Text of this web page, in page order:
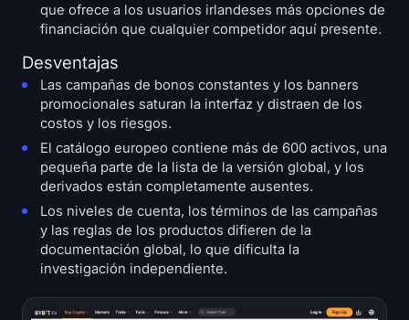
que ofrece a los usuarios irlandeses más opciones de
financiación que cualquier competidor aquí presente.
Desventajas
Las campañas de bonos constantes y los banners
promocionales saturan la interfaz y distraen de los
costos y los riesgos.
El catálogo europeo contiene más de 600 activos, una
pequeña parte de la lista de la versión global, y los
derivados están completamente ausentes.
Los niveles de cuenta, los términos de las campañas
y las reglas de los productos difieren de la
documentación global, lo que dificulta la
investigación independiente.